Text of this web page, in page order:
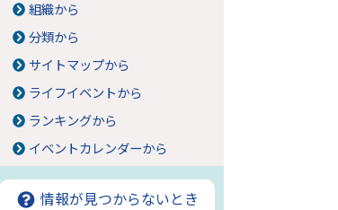
組織から
分類から
サイトマップから
ライフイベントから
ランキングから
イベントカレンダーから
情報が見つからないとき